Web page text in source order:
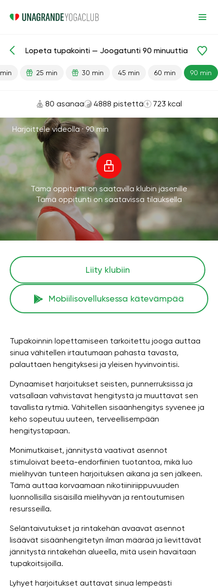
Valmiit oppitunnit Tavat Keuhkot
Lopeta tupakointi — Joogatunti 90 minuuttia
25 min 30 min 45 min 60 min 90 min
80 asanaa 4888 pistettä 723 kcal
Harjoittele videolla ·90 min
Tämä oppitunti on saatavilla klubin jäsenille
Tämä oppitunti on saatavissa tilauksella
Liity klubiin
Mobiilisovelluksessa kätevämpää
Tupakoinnin lopettamiseen tarkoitettu jooga auttaa
sinua vähitellen irtautumaan pahasta tavasta,
palauttaen hengityksesi ja yleisen hyvinvointisi.
Dynaamiset harjoitukset seisten, punnerruksissa ja
vatsallaan vahvistavat hengitystä ja muuttavat sen
tavallista rytmiä. Vähitellen sisäänhengitys syvenee ja
keho sopeutuu uuteen, terveellisempään
hengitystapaan.
Monimutkaiset, jännitystä vaativat asennot
stimuloivat beeta-endorfiinien tuotantoa, mikä luo
mielihyvän tunteen harjoituksen aikana ja sen jälkeen.
Tämä auttaa korvaamaan nikotiiniriippuvuuden
luonnollisilla sisäisillä mielihyvän ja rentoutumisen
resursseilla.
Seläntaivutukset ja rintakehän avaavat asennot
lisäävät sisäänhengitetyn ilman määrää ja lievittävät
jännitystä rintakehän alueella, mitä usein havaitaan
tupakoitsijoilla.
Lyhyet harjoitukset auttavat sinua lempeästi